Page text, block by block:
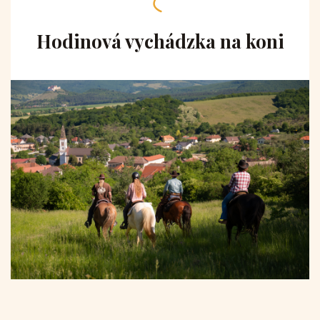
Hodinová vychádzka na koni